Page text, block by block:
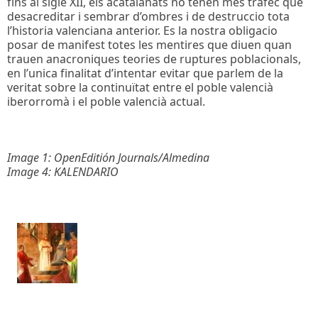
desacreditar i sembrar d’ombres i de destruccio tota
l’historia valenciana anterior. Es la nostra obligacio
posar de manifest totes les mentires que diuen quan
trauen anacroniques teories de ruptures poblacionals,
en l’unica finalitat d’intentar evitar que parlem de la
veritat sobre la continuïtat entre el poble valencià
iberorromà i el poble valencià actual.
Image 1: OpenEditión Journals/Almedina
Image 4: KALENDARIO